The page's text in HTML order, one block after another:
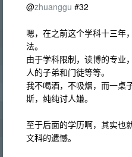
@zhuanggu #32
嗯，在之前这个学科十三年
法。
由于学科限制，读博的专业
人的子弟和门徒等等。
我不喝酒，不吸烟，而一桌
斯，纯纯讨人嫌。
至于后面的学历啊，其实也
文科的遗憾。